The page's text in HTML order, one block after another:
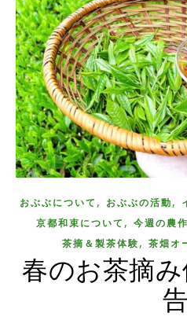
おぶぶについて , おぶぶの活動,
京都和束について , 今週の農
茶摘＆製茶体験, 茶畑オ
春のお茶摘
告